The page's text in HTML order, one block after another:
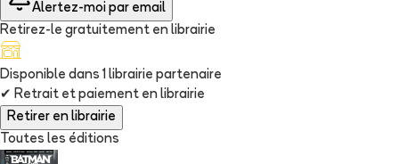
Alertez-moi par email
Retirez-le gratuitement en librairie
Disponible dans 1 librairie partenaire
✔ Retrait et paiement en librairie
Retirer en librairie
Toutes les éditions